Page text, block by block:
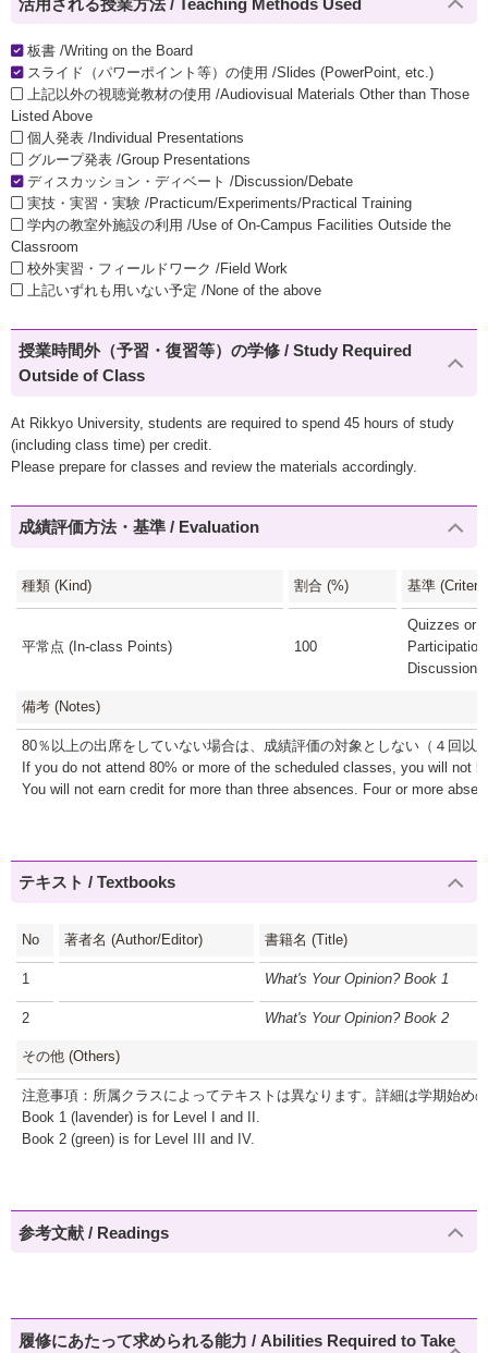
板書 /Writing on the Board
スライド（パワーポイント等）の使用 /Slides (PowerPoint, etc.)
上記以外の視聴覚教材の使用 /Audiovisual Materials Other than Those
Listed Above
個人発表 /Individual Presentations
グループ発表 /Group Presentations
ディスカッション・ディベート /Discussion/Debate
実技・実習・実験 /Practicum/Experiments/Practical Training
学内の教室外施設の利用 /Use of On-Campus Facilities Outside the
Classroom
校外実習・フィールドワーク /Field Work
上記いずれも用いない予定 /None of the above
授業時間外（予習・復習等）の学修 / Study Required
Outside of Class
At Rikkyo University, students are required to spend 45 hours of study
(including class time) per credit.
Please prepare for classes and review the materials accordingly.
成績評価方法・基準 / Evaluation
種類 (Kind) 割合 (%) 基準
平常点 (In-class Points) 100
Quizzes or
Discussion
備考 (Notes)
80％以上の出席をしていない場合は、成績評価の対象としない（４回以
If you do not attend 80% or more of the scheduled classes, you will not
You will not earn credit for more than three absences. Four or more
テキスト / Textbooks
No 著者名 (Author/Editor) 書籍名 (Title)
1 What's Your Opinion? Book 1
2 What's Your Opinion? Book 2
その他 (Others)
注意事項：所属クラスによってテキストは異なります。詳細は学期始
Book 1 (lavender) is for Level I and II.
Book 2 (green) is for Level III and IV.
参考文献 / Readings
履修にあたって求められる能力 / Abilities Required to Take